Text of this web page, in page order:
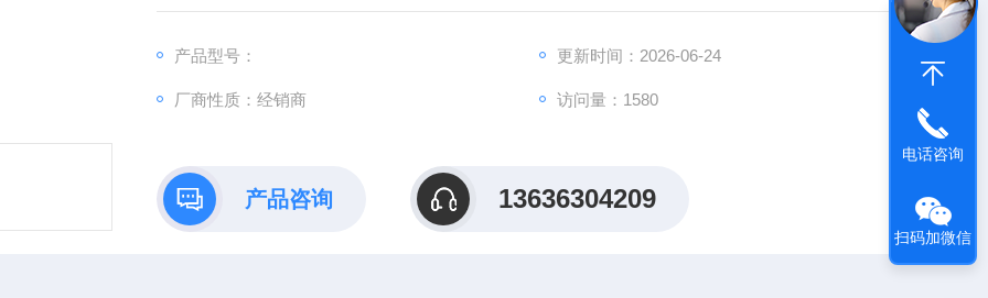
：@产品型号： 更新时间：2026-06-24
厂商性质：经销商 访问量：1580
产品咨询 13636304209
电话咨询
扫码加微信